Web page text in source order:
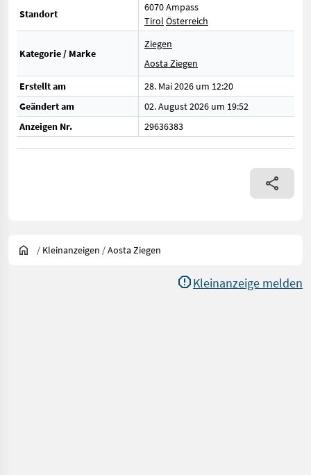
Standort
6070 Ampass
Tirol Österreich
Kategorie / Marke
Ziegen
Aosta Ziegen
Erstellt am
28. Mai 2026 um 12:20
Geändert am
02. August 2026 um 19:52
Anzeigen Nr.
29636383
/ Kleinanzeigen /Aosta Ziegen
Kleinanzeige melden